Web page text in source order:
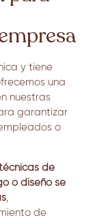
y tiene
una
nuestras
garantizar
o
de
o diseño se
,
de